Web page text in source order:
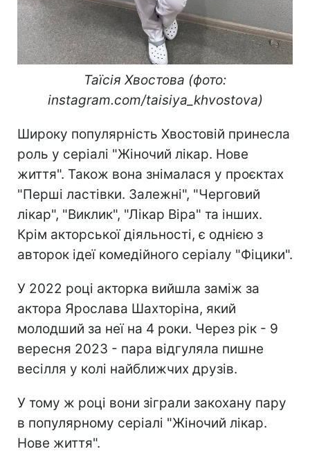
Таїсія Хвостова (фото:
instagram.com/taisiya_khvostova)
Широку популярність Хвостовій принесла
роль у серіалі "Жіночий лікар. Нове
життя". Також вона знімалася у проєктах
"Перші ластівки. Залежні", "Черговий
лікар", "Виклик", "Лікар Віра" та інших.
Крім акторської діяльності, є однією з
авторок ідеї комедійного серіалу "Фіцики".
У 2022 році акторка вийшла заміж за
актора Ярослава Шахторіна, який
молодший за неї на 4 роки. Через рік - 9
вересня 2023 - пара відгуляла пишне
весілля у колі найближчих друзів.
У тому ж році вони зіграли закохану пару
в популярному серіалі "Жіночий лікар.
Нове життя".